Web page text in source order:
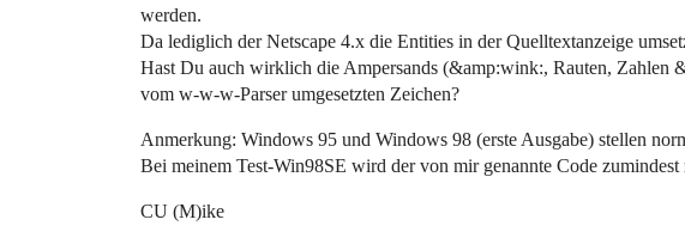
werden.
Da lediglich der Netscape 4.x die Entities in der Quelltextanzeige
Hast Du auch wirklich die Ampersands (&amp:wink:, Rauten, Zahlen
vom w-w-w-Parser umgesetzten Zeichen?
Anmerkung: Windows 95 und Windows 98 (erste Ausgabe) stellen
Bei meinem Test-Win98SE wird der von mir genannte Code
CU (M)ike